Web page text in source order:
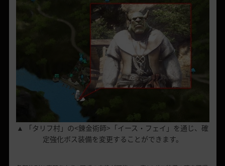
▲ 「タリフ村」の<錬金術師>「イース・フェイ」を通じ、確
定強化ボス装備を変更することができます。